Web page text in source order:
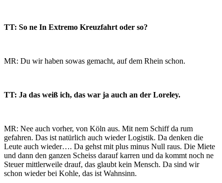
TT: So ne In Extremo Kreuzfahrt oder so?
MR: Du wir haben sowas gemacht, auf dem Rhein schon.
TT: Ja das weiß ich, das war ja auch an der Loreley.
MR: Nee auch vorher, von Köln aus. Mit nem Schiff da rum
gefahren. Das ist natürlich auch wieder Logistik. Da denken die
Leute auch wieder…. Da gehst mit plus minus Null raus. Die Miete
und dann den ganzen Scheiss darauf karren und da kommt noch ne
Steuer mittlerweile drauf, das glaubt kein Mensch. Da sind wir
schon wieder bei Kohle, das ist Wahnsinn.